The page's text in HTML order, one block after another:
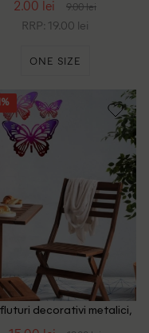
2.00 lei 9.00 lei
RRP: 19.00 lei
ONE SIZE
decorativi metalici,